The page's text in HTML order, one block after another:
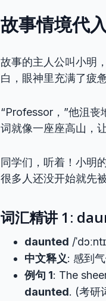
故事情境代
故事的主人公叫小明
白，眼神里充满了疲
“Professor，”他沮丧
词就像一座座高山，
同学们，听着！小明
很多人还没开始就先
词汇精讲 1:
daunted /
中文释义: 感到
例句 1: The
daunted. (考研